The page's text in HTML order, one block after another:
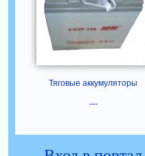
Тяговые аккумуляторы
---